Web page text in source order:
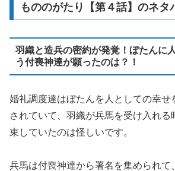
もののがたり【第４話】のネタ
羽織と造兵の密約が発覚！ぼたんに
う付喪神達が願ったのは？！
婚礼調度達はぼたんを人としての幸せ
されていて、羽織が兵馬を受け入れる
束していたのは怪しいです。
兵馬は付喪神達から署名を集められて、